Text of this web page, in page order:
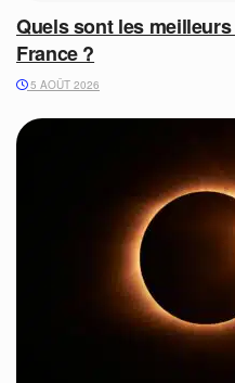
Quels sont les
France ?
5 AOÛT 2026